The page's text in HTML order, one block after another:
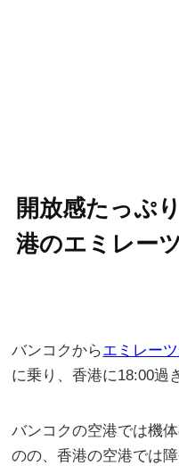
開放感たっぷ
港のエミレー
バンコクからエミレー
に乗り、香港に18:00過
バンコクの空港では機
のの、香港の空港では